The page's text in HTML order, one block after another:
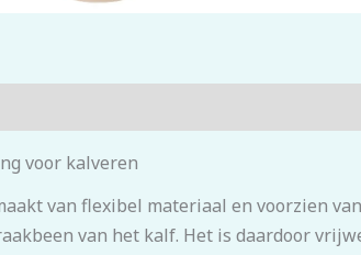
voor kalveren
van flexibel materiaal en voorzien
van het kalf. Het is daardoor